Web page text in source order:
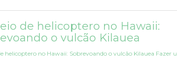
de helicoptero no Hawaii:
o vulcão Kilauea
helicoptero no Hawaii: Sobrevoando o vulcão Kilauea Fazer